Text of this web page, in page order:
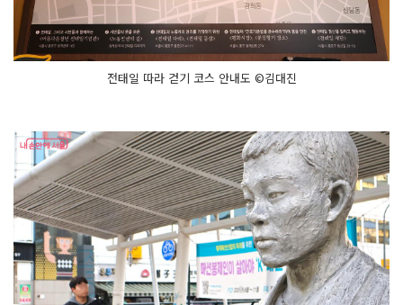
전태일 따라 걷기 코스 안내도 ©김대진